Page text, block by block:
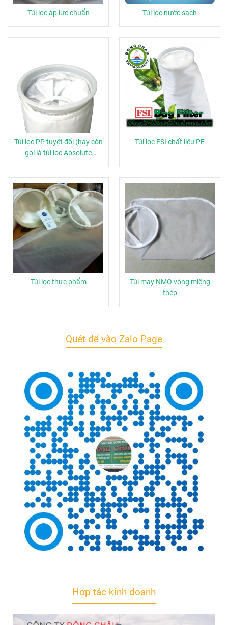
Túi lọc áp lực chuẩn Túi lọc nước sạch
Túi lọc PP tuyệt đối (hay còn
gọi là túi lọc Absolute
Túi lọc FSI chất liệu PE
Túi lọc thực phẩm
Túi may NMO vòng miệng
thép
Quét để vào Zalo Page
Hợp tác kinh doanh